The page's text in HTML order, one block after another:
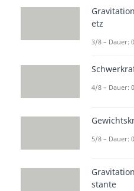
von
Richtung
etz
3/8 – Dauer:
4/8 – Dauer:
5/8 – Dauer:
stante